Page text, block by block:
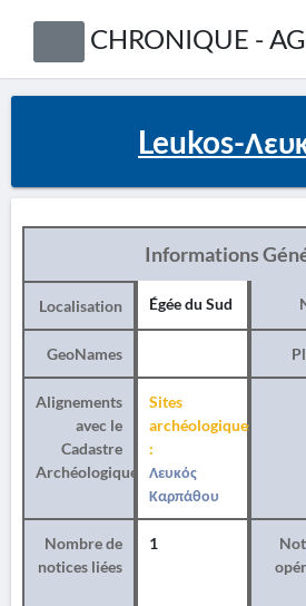
CHRONIQUE -
Leukos-
Informations
Localisation Égée du Sud
GeoNames
Alignements
avec le
Cadastre
Archéologique
Sites
archéologiques
:
Λευκός
Καρπάθου
Nombre de
notices liées
1